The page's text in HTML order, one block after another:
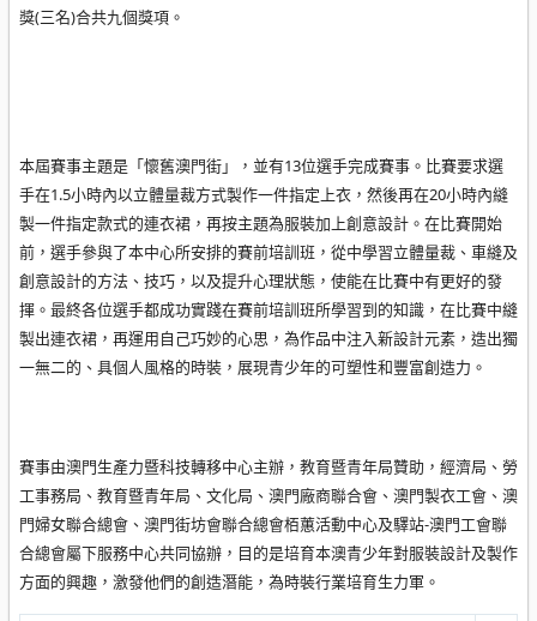
獎(三名)合共九個獎項。
本屆賽事主題是「懷舊澳門街」，並有13位選手完成賽事。比賽要求選
手在1.5小時內以立體量裁方式製作一件指定上衣，然後再在20小時內縫
製一件指定款式的連衣裙，再按主題為服裝加上創意設計。在比賽開始
前，選手參與了本中心所安排的賽前培訓班，從中學習立體量裁、車縫及
創意設計的方法、技巧，以及提升心理狀態，使能在比賽中有更好的發
揮。最終各位選手都成功實踐在賽前培訓班所學習到的知識，在比賽中縫
製出連衣裙，再運用自己巧妙的心思，為作品中注入新設計元素，造出獨
一無二的、具個人風格的時裝，展現青少年的可塑性和豐富創造力。
賽事由澳門生產力暨科技轉移中心主辦，教育暨青年局贊助，經濟局、勞
工事務局、教育暨青年局、文化局、澳門廠商聯合會、澳門製衣工會、澳
門婦女聯合總會、澳門街坊會聯合總會栢蕙活動中心及驛站-澳門工會聯
合總會屬下服務中心共同協辦，目的是培育本澳青少年對服裝設計及製作
方面的興趣，激發他們的創造潛能，為時裝行業培育生力軍。